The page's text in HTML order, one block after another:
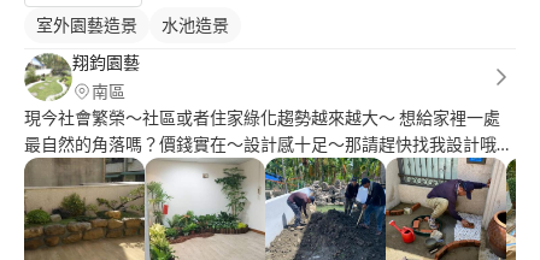
室外園藝造景
水池造景
翔鈞園藝
南區
現今社會繁榮～社區或者住家綠化趨勢越來越大～ 想給家裡一處
最自然的角落嗎？價錢實在～設計感十足～那請趕快找我設計哦～
也專攻各式庭園綠地綠籬修剪維護～ 喬木修剪（有修樹證照）